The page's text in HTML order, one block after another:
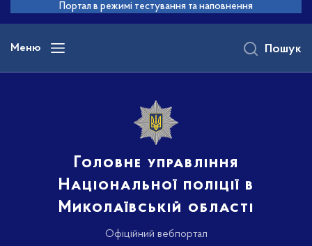
основного
вмісту
Портал в режимі тестування та наповнення
Меню
Головне управління
Національної поліції в
Миколаївській області
Офіційний вебпортал
Пошук